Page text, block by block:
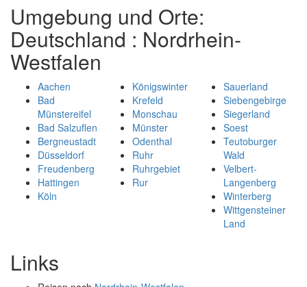
Umgebung und Orte:
Deutschland : Nordrhein-
Westfalen
Aachen
Bad
Münstereifel
Bad Salzuflen
Bergneustadt
Düsseldorf
Freudenberg
Hattingen
Köln
Königswinter
Krefeld
Monschau
Münster
Odenthal
Ruhr
Ruhrgebiet
Rur
Sauerland
Siebengebirge
Siegerland
Soest
Teutoburger
Wald
Velbert-
Langenberg
Winterberg
Wittgensteiner
Land
Links